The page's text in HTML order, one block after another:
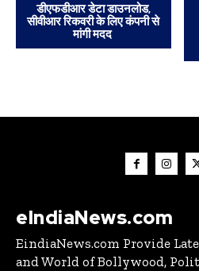
डीएफडीआर डेटा डाउनलोड,
सीवीआर रिकवरी के लिए कंपनी से
मांगी मदद
eIndiaNews.com
EindiaNews.com Provide
and World of Bollywood,